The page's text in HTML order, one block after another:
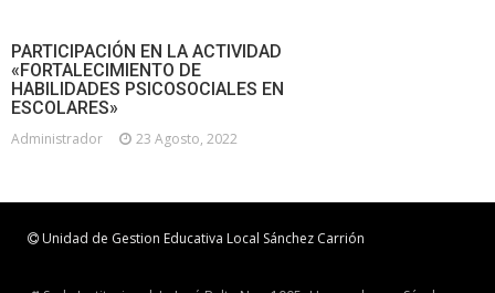
PARTICIPACIÓN EN LA ACTIVIDAD
«FORTALECIMIENTO DE
HABILIDADES PSICOSOCIALES EN
ESCOLARES»
Administrador 23 Agosto, 2022
Unidad de Gestion Educativa Local Sánchez Carrión